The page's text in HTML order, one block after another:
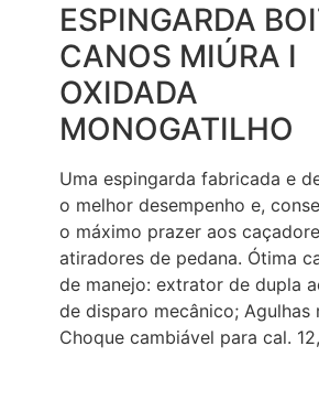
ESPINGARDA
CANOS MIÚRA I
OXIDADA
MONOGATILHO
Uma espingarda fabricada e
o melhor desempenho e,
o máximo prazer aos
atiradores de pedana. Ótima
de manejo: extrator de dupla
de disparo mecânico; Agulhas
Choque cambiável para cal.